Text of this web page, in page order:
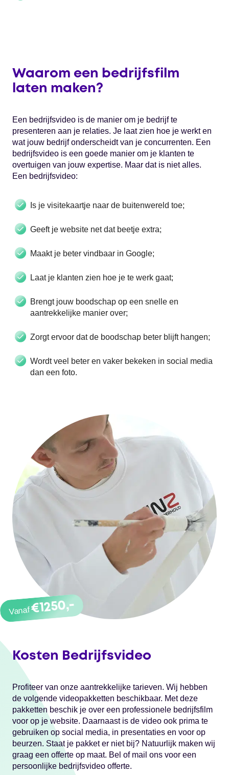
Waarom een bedrijfsfilm
laten maken?
Een bedrijfsvideo is de manier om je bedrijf te
presenteren aan je relaties. Je laat zien hoe je werkt en
wat jouw bedrijf onderscheidt van je concurrenten. Een
bedrijfsvideo is een goede manier om je klanten te
overtuigen van jouw expertise. Maar dat is niet alles.
Een bedrijfsvideo:
Is je visitekaartje naar de buitenwereld toe;
Geeft je website net dat beetje extra;
Maakt je beter vindbaar in Google;
Laat je klanten zien hoe je te werk gaat;
Brengt jouw boodschap op een snelle en
aantrekkelijke manier over;
Zorgt ervoor dat de boodschap beter blijft hangen;
Wordt veel beter en vaker bekeken in social media
dan een foto.
Vanaf€1250,-
Kosten Bedrijfsvideo
Profiteer van onze aantrekkelijke tarieven. Wij hebben
de volgende videopakketten beschikbaar. Met deze
pakketten beschik je over een professionele bedrijfsfilm
voor op je website. Daarnaast is de video ook prima te
gebruiken op social media, in presentaties en voor op
beurzen. Staat je pakket er niet bij? Natuurlijk maken wij
graag een offerte op maat. Bel of mail ons voor een
persoonlijke bedrijfsvideo offerte.